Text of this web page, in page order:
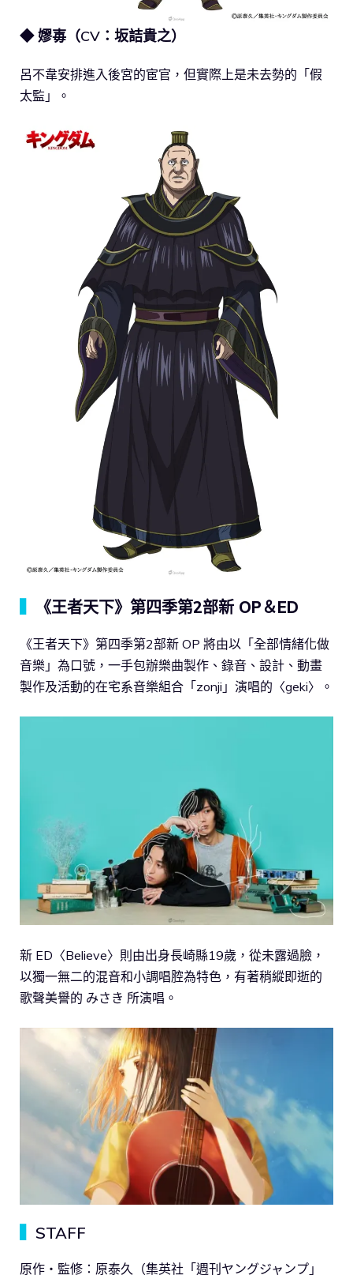
◆ 嫪毐（CV：坂詰貴之）
呂不韋安排進入後宮的宦官，但實際上是未去勢的「假
太監」。
《王者天下》第四季第2部新 OP＆ED
《王者天下》第四季第2部新 OP 將由以「全部情緒化做
音樂」為口號，一手包辦樂曲製作、錄音、設計、動畫
製作及活動的在宅系音樂組合「zonji」演唱的〈geki〉。
新 ED〈Believe〉則由出身長崎縣19歲，從未露過臉，
以獨一無二的混音和小調唱腔為特色，有著稍縱即逝的
歌聲美譽的 みさき 所演唱。
STAFF
原作・監修：原泰久（集英社「週刊ヤングジャンプ」